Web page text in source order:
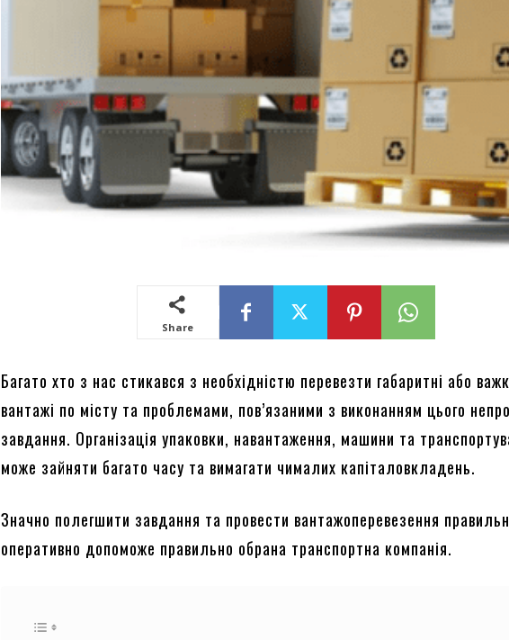
Share
Багато хто з нас стикався з необхідністю перевезти габаритні або
вантажі по місту та проблемами, пов’язаними з виконанням цього
завдання. Організація упаковки, навантаження, машини та
може зайняти багато часу та вимагати чималих капіталовкладень.
Значно полегшити завдання та провести вантажоперевезення
оперативно допоможе правильно обрана транспортна компанія.